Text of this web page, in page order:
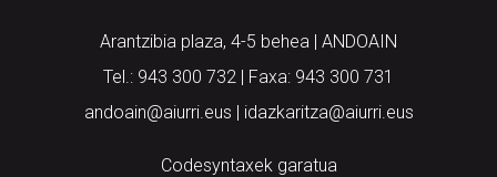
Arantzibia plaza, 4-5 behea | ANDOAIN
Tel.: 943 300 732 | Faxa: 943 300 731
andoain@aiurri.eus | idazkaritza@aiurri.eus
Codesyntaxek garatua